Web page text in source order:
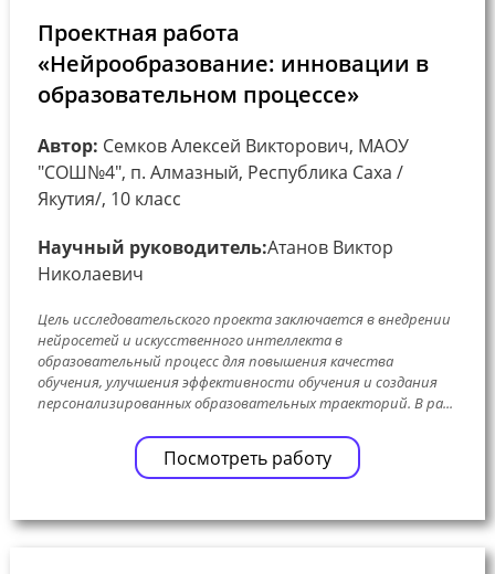
Проектная работа
«Нейрообразование: инновации в
образовательном процессе»
Автор: Семков Алексей Викторович, МАОУ
"СОШ№4", п. Алмазный, Республика Саха /
Якутия/, 10 класс
Научный руководитель:Атанов Виктор
Николаевич
Цель исследовательского проекта заключается в внедрении
нейросетей и искусственного интеллекта в
образовательный процесс для повышения качества
обучения, улучшения эффективности обучения и создания
персонализированных образовательных траекторий. В ра...
Посмотреть работу